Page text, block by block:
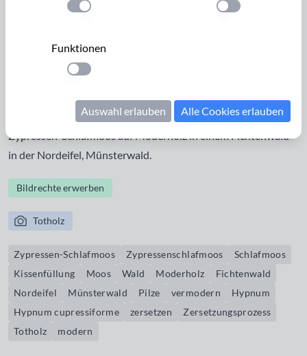
cupressiforme, Pilze auf Moderholz
ausgedehnte Flächen und wächst auf Erde, Baumstümpfen,
Gestein und Holz. Der Name Schlafmoos rührt daher, dass
man es im Mittelalter für Kissenfüllungen verwendete.
Zypressen-Schlafmoos auf Moderholz in einem Fichtenwald
in der Nordeifel, Münsterwald.
Bildrechte erwerben
Totholz
Zypressen-Schlafmoos Zypressenschlafmoos
Schlafmoos
Kissenfüllung
Moos Wald Moderholz
Fichtenwald
Nordeifel
Münsterwald Pilze vermodern
Hypnum
Hypnum cupressiforme
zersetzen
Zersetzungsprozess
Totholz
modern
Einstellung anwenden
Einstellung
Funktionen
Einstellung anwenden
Auswahl erlauben Alle Cookies erlauben